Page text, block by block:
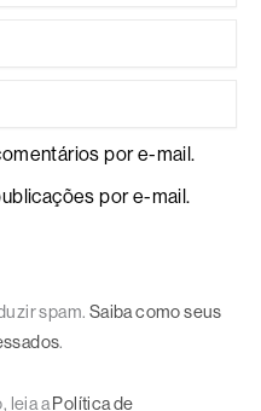
por e-mail.
por e-mail.
spam. Saiba como seus
.
leia a Política de